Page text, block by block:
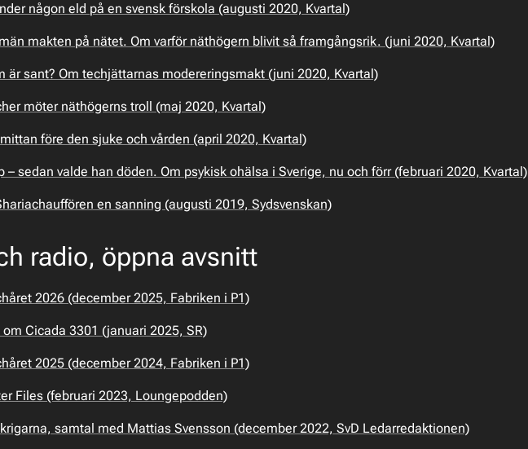
någon eld på en svensk förskola (augusti 2020, Kvartal)
makten på nätet. Om varför näthögern blivit så framgångsrik. (juni 2020, Kvartal)
är sant? Om techjättarnas modereringsmakt (juni 2020, Kvartal)
möter näthögerns troll (maj 2020, Kvartal)
före den sjuke och vården (april 2020, Kvartal)
– sedan valde han döden. Om psykisk ohälsa i Sverige, nu och förr (februari 2020, Kvartal)
en sanning (augusti 2019, Sydsvenskan)
radio, öppna avsnitt
2026 (december 2025, Fabriken i P1)
Cicada 3301 (januari 2025, SR)
2025 (december 2024, Fabriken i P1)
Files (februari 2023, Loungepodden)
samtal med Mattias Svensson (december 2022, SvD Ledarredaktionen)